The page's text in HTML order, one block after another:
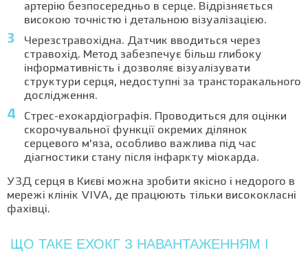
артерію безпосередньо в серце. Відрізняється
високою точністю і детальною візуалізацією.
Черезстравохідна. Датчик вводиться через
стравохід. Метод забезпечує більш глибоку
інформативність і дозволяє візуалізувати
структури серця, недоступні за трансторакального
дослідження.
Стрес-ехокардіографія. Проводиться для оцінки
скорочувальної функції окремих ділянок
серцевого м'яза, особливо важлива під час
діагностики стану після інфаркту міокарда.
УЗД серця в Києві можна зробити якісно і недорого в
мережі клінік VIVA, де працюють тільки висококласні
фахівці.
ЩО ТАКЕ ЕХОКГ З НАВАНТАЖЕННЯМ І